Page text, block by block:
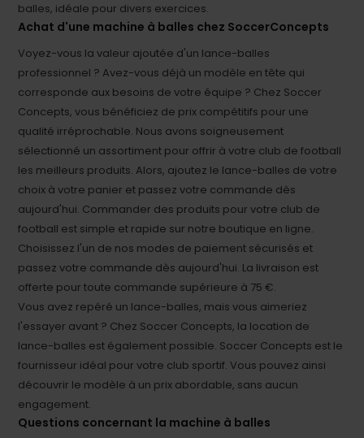
balles, idéale pour divers exercices.
Achat d'une machine à balles chez SoccerConcepts
Voyez-vous la valeur ajoutée d'un lance-balles
professionnel ? Avez-vous déjà un modèle en tête qui
corresponde aux besoins de votre équipe ? Chez Soccer
Concepts, vous bénéficiez de prix compétitifs pour une
qualité irréprochable. Nous avons soigneusement
sélectionné un assortiment pour offrir à votre club de football
les meilleurs produits. Alors, ajoutez le lance-balles de votre
choix à votre panier et passez votre commande dès
aujourd'hui. Commander des produits pour votre club de
football est simple et rapide sur notre boutique en ligne.
Choisissez l'un de nos modes de paiement sécurisés et
passez votre commande dès aujourd'hui. La livraison est
offerte pour toute commande supérieure à 75 €.
Vous avez repéré un lance-balles, mais vous aimeriez
l'essayer avant ? Chez Soccer Concepts, la location de
lance-balles est également possible. Soccer Concepts est le
fournisseur idéal pour votre club sportif. Vous pouvez ainsi
découvrir le modèle à un prix abordable, sans aucun
engagement.
Questions concernant la machine à balles